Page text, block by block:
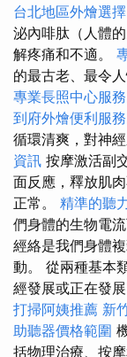
台北地區外燴選擇
泌內啡肽（人體
解疼痛和不適。
的最古老、最令
專業長照中心服務
到府外燴便利服務
循環清爽，對神
資訊 按摩激活副
面反應，釋放肌
正常。 精準的聽
們身體的生物電
經絡是我們身體
動。 從兩種基本
經發展或正在發展
打掃阿姨推薦 新
助聽器價格範圍
括物理治療、按